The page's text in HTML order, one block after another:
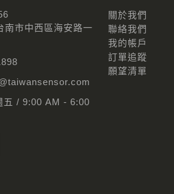
南市中西區海安路一
五 / 9:00 AM - 6:00
關於我們
聯絡我們
我的帳戶
訂單追蹤
願望清單